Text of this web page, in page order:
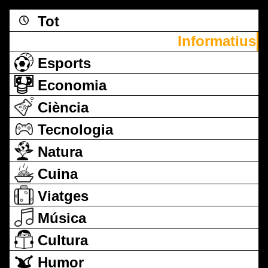
Tot
Informatius
Esports
Economia
Ciència
Tecnologia
Natura
Cuina
Viatges
Música
Cultura
Humor